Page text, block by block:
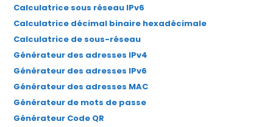
onglet onglet onglet onglet
Calculatrice sous réseau IPv6
Calculatrice décimal binaire hexadécimale
Calculatrice de sous-réseau
Générateur des adresses IPv4
Générateur des adresses IPv6
Générateur des adresses MAC
Générateur de mots de passe
Générateur Code QR